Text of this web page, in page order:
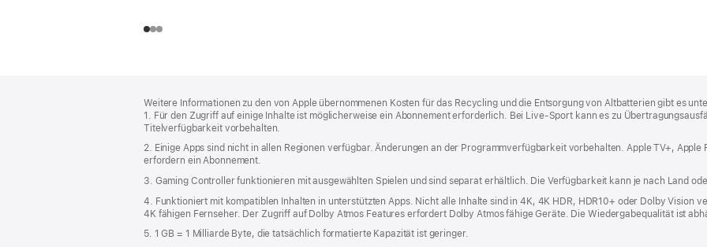
Weitere Informationen zu den von Apple übernommenen Kosten für das Recycling und die Entsorgung von Altbatterien gibt es
1. Für den Zugriff auf einige Inhalte ist möglicherweise ein Abonnement erforderlich. Bei Live‑Sport kann es zu
Titelverfügbarkeit vorbehalten.
2. Einige Apps sind nicht in allen Regionen verfügbar. Änderungen an der Programmverfügbarkeit vorbehalten. Apple TV+, Apple
erfordern ein Abonnement.
3. Gaming Controller funktionieren mit ausgewählten Spielen und sind separat erhältlich. Die Verfügbarkeit kann je nach Land
4. Funktioniert mit kompatiblen Inhalten in unterstützten Apps. Nicht alle Inhalte sind in 4K, 4K HDR, HDR10+ oder Dolby Vision
4K fähigen Fernseher. Der Zugriff auf Dolby Atmos Features erfordert Dolby Atmos fähige Geräte. Die Wiedergabequalität ist
5. 1 GB = 1 Milliarde Byte, die tatsächlich formatierte Kapazität ist geringer.